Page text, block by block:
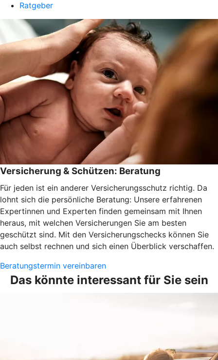
Ratgeber
Versicherung & Schützen: Beratung
Für jeden ist ein anderer Versicherungsschutz richtig. Da
lohnt sich die persönliche Beratung: Unsere erfahrenen
Expertinnen und Experten finden gemeinsam mit Ihnen
heraus, mit welchen Versicherungen Sie am besten
geschützt sind. Mit den Versicherungschecks können Sie
auch selbst rechnen und sich einen Überblick verschaffen.
Beratungstermin vereinbaren
Das könnte interessant für Sie sein